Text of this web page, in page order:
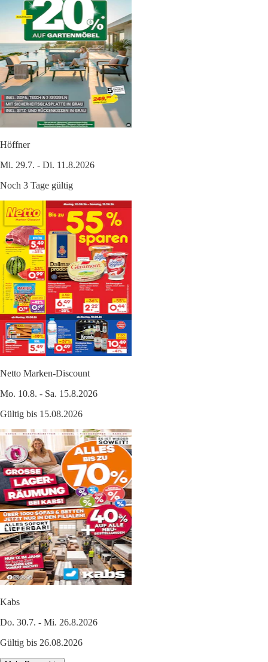
Höffner
Mi. 29.7. - Di. 11.8.2026
Noch 3 Tage gültig
Netto Marken-Discount
Mo. 10.8. - Sa. 15.8.2026
Gültig bis 15.08.2026
Kabs
Do. 30.7. - Mi. 26.8.2026
Gültig bis 26.08.2026